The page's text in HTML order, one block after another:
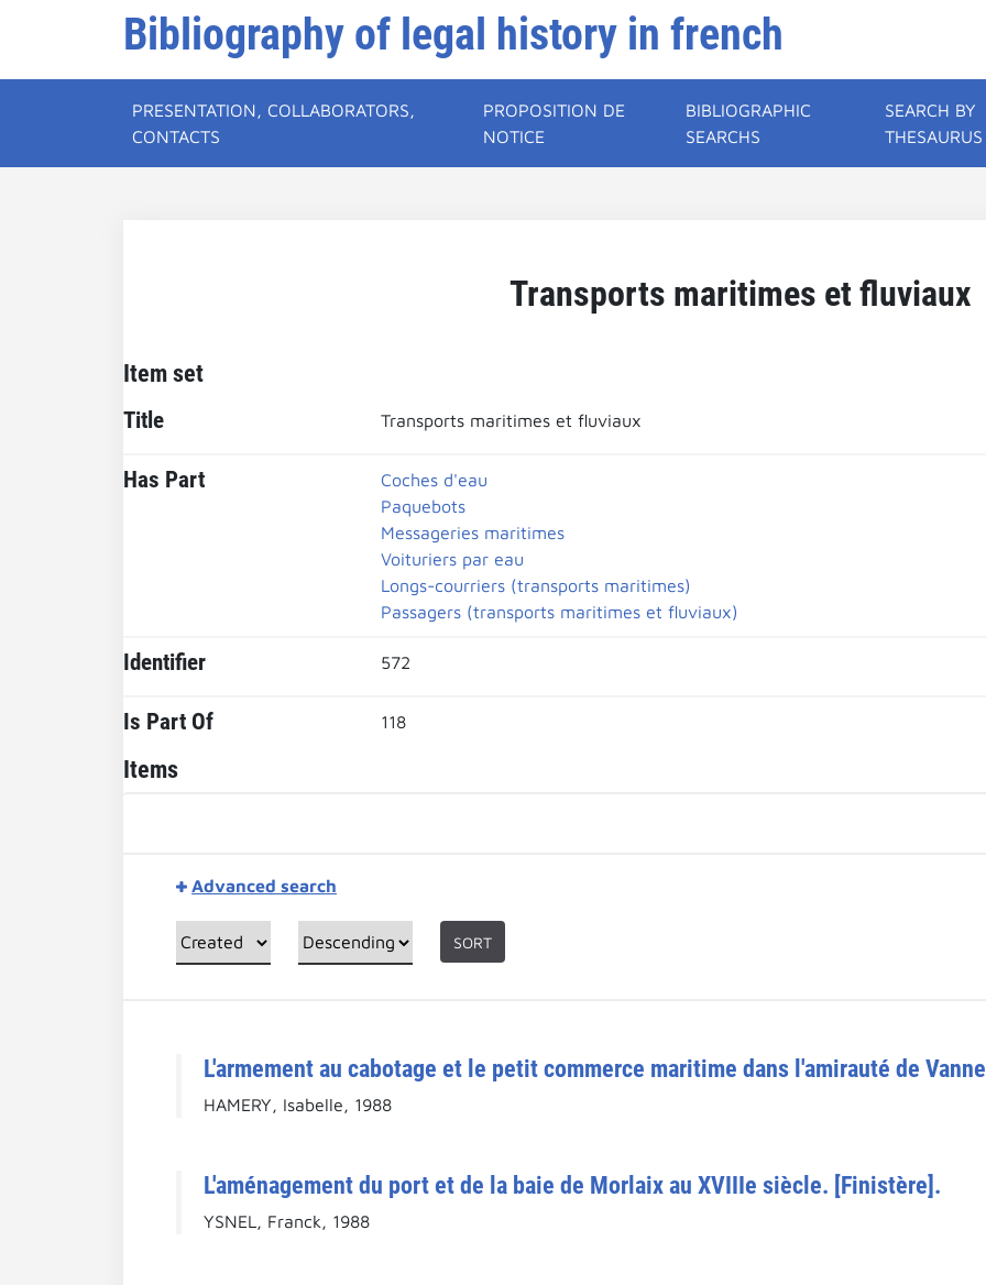
Bibliography of legal history in french
PRESENTATION, COLLABORATORS,
CONTACTS
PROPOSITION DE
NOTICE
BIBLIOGRAPHIC
SEARCHS
SEARCH BY
THESAURUS
Transports maritimes et fluviaux
Item set
Title Transports maritimes et fluviaux
Has Part
Coches d'eau
Paquebots
Messageries maritimes
Voituriers par eau
Longs-courriers (transports maritimes)
Passagers (transports maritimes et fluviaux)
Identifier 572
Is Part Of 118
Items
Advanced search
SORT
L'armement au cabotage et le petit commerce maritime dans l'amirauté de
HAMERY, Isabelle, 1988
L'aménagement du port et de la baie de Morlaix au XVIIIe siècle. [Finistère].
YSNEL, Franck, 1988